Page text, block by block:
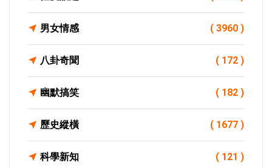
男女情感 ( 3960 )
八卦奇聞 ( 172 )
幽默搞笑 ( 182 )
歷史縱橫 ( 1677 )
科學新知 ( 121 )